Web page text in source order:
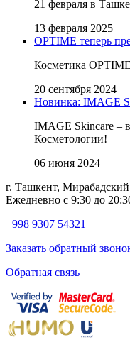
21 февраля в
13 февраля 2025
OPTIME теперь
Косметика
20 сентября 2024
Новинка: IMAGE
IMAGE Skincare –
Косметологии!
06 июня 2024
г. Ташкент,
Ежедневно с 9:30 до
+998 9307 54321
Заказать обратный
Обратная связь